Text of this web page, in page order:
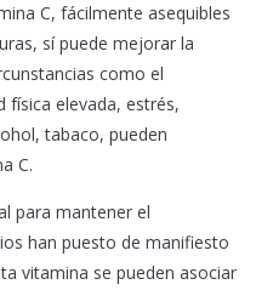
C, fácilmente asequibles
sí puede mejorar la
como el
física elevada, estrés,
tabaco, pueden
C.
para mantener el
han puesto de manifiesto
vitamina se pueden asociar